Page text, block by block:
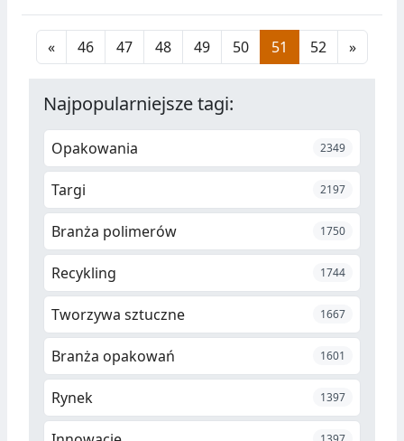
przeznaczony do
ekskluzywnych, miękkich
« 46 47 48 49 50 51 52 »
Najpopularniejsze tagi:
Opakowania 2349
Targi 2197
Branża polimerów 1750
Recykling 1744
Tworzywa sztuczne 1667
Branża opakowań 1601
Rynek 1397